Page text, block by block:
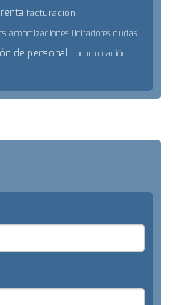
facturación
amortizaciones licitadores dudas
de personal comunicación